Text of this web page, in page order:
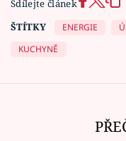
Sdílejte článek
ŠTÍTKY
ENERGIE
KUCHYNĚ